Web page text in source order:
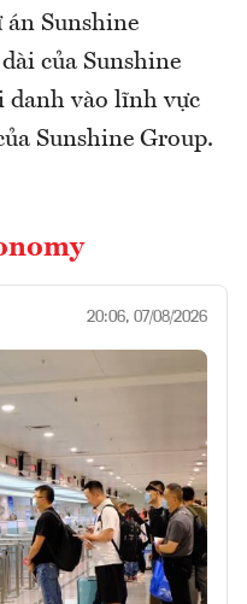
án Sunshine
của Sunshine
vào lĩnh vực
Sunshine Group.
20:06, 07/08/2026